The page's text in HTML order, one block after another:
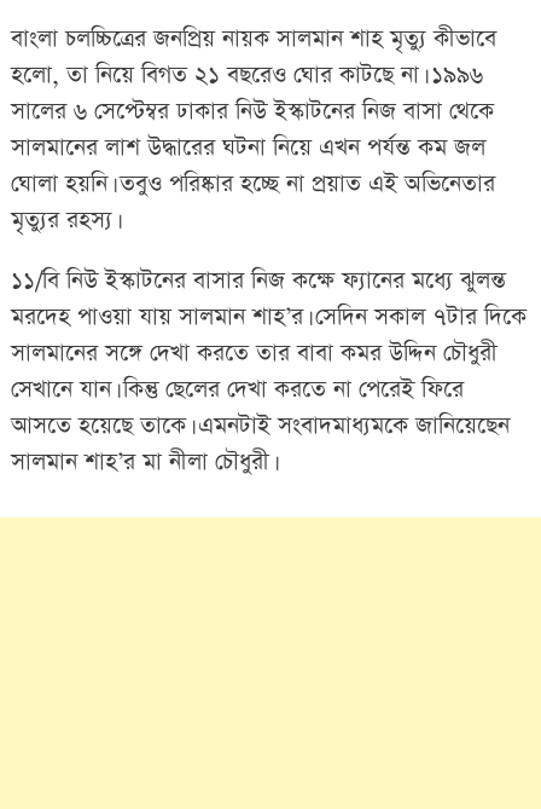
বাংলা চলচ্চিত্রের জনপ্রিয় নায়ক সালমান শাহ মৃত্যু কীভাবে
হলো, তা নিয়ে বিগত ২১ বছরেও ঘোর কাটছে না। ১৯৯৬
সালের ৬ সেপ্টেম্বর ঢাকার নিউ ইস্কাটনের নিজ বাসা থেকে
সালমানের লাশ উদ্ধারের ঘটনা নিয়ে এখন পর্যন্ত কম জল
ঘোলা হয়নি। তবুও পরিষ্কার হচ্ছে না প্রয়াত এই অভিনেতার
মৃত্যুর রহস্য।
১১/বি নিউ ইস্কাটনের বাসার নিজ কক্ষে ফ্যানের মধ্যে ঝুলন্ত
মরদেহ পাওয়া যায় সালমান শাহ’র। সেদিন সকাল ৭টার দিকে
সালমানের সঙ্গে দেখা করতে তার বাবা কমর উদ্দিন চৌধুরী
সেখানে যান। কিন্তু ছেলের দেখা করতে না পেরেই ফিরে
আসতে হয়েছে তাকে। এমনটাই সংবাদমাধ্যমকে জানিয়েছেন
সালমান শাহ’র মা নীলা চৌধুরী।